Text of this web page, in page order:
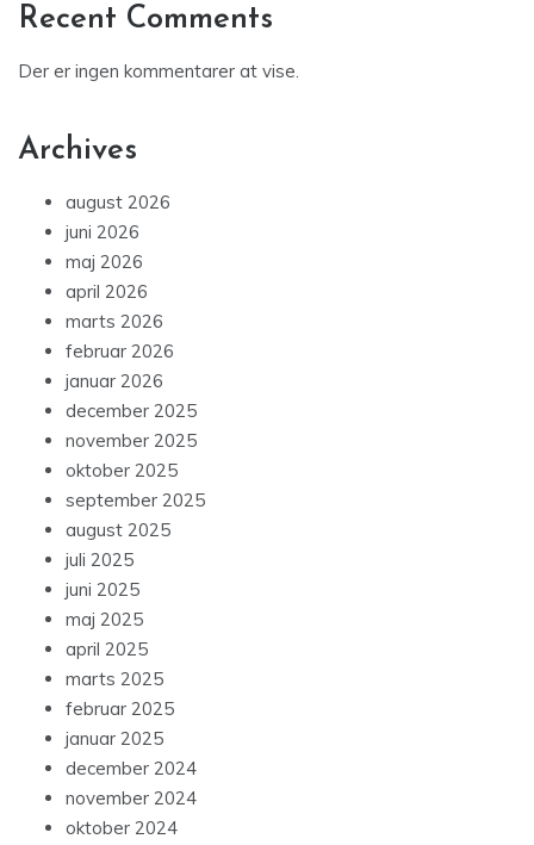
Recent Comments
Der er ingen kommentarer at vise.
Archives
august 2026
juni 2026
maj 2026
april 2026
marts 2026
februar 2026
januar 2026
december 2025
november 2025
oktober 2025
september 2025
august 2025
juli 2025
juni 2025
maj 2025
april 2025
marts 2025
februar 2025
januar 2025
december 2024
november 2024
oktober 2024